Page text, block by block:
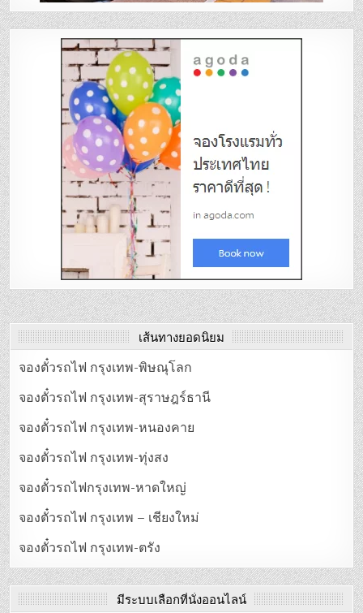
เส้นทางยอดนิยม
จองตั๋วรถไฟ กรุงเทพ-พิษณุโลก
จองตั๋วรถไฟ กรุงเทพ-สุราษฎร์ธานี
จองตั๋วรถไฟ กรุงเทพ-หนองคาย
จองตั๋วรถไฟ กรุงเทพ-ทุ่งสง
จองตั๋วรถไฟกรุงเทพ-หาดใหญ่
จองตั๋วรถไฟ กรุงเทพ – เชียงใหม่
จองตั๋วรถไฟ กรุงเทพ-ตรัง
มีระบบเลือกที่นั่งออนไลน์